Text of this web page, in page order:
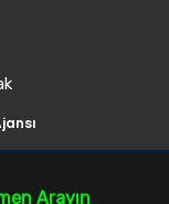
Arayın